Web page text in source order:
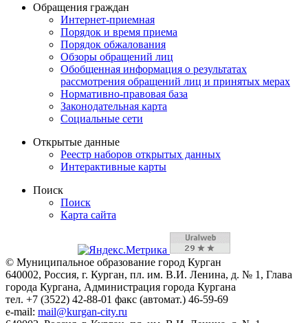
Обращения граждан
Интернет-приемная
Порядок и время приема
Порядок обжалования
Обзоры обращений лиц
Обобщенная информация о результатах
рассмотрения обращений лиц и принятых мерах
Нормативно-правовая база
Законодательная карта
Социальные сети
Открытые данные
Реестр наборов открытых данных
Интерактивные карты
Поиск
Поиск
Карта сайта
© Муниципальное образование город Курган
640002, Россия, г. Курган, пл. им. В.И. Ленина, д. № 1, Глава
города Кургана, Администрация города Кургана
тел. +7 (3522) 42-88-01 факс (автомат.) 46-59-69
e-mail: mail@kurgan-city.ru